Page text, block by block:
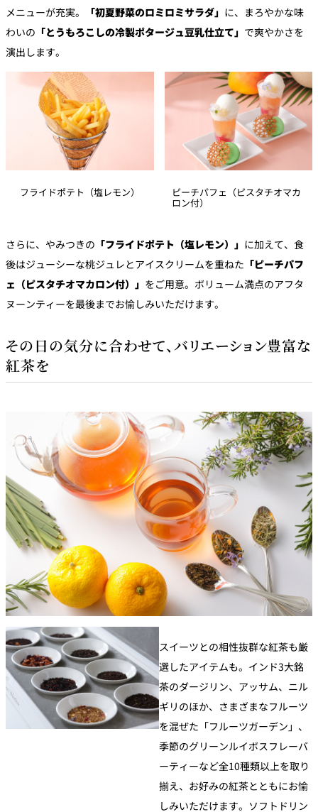
メニューが充実。
「初夏野菜のロミロミサラダ」 に、まろやかな味
わいの 「とうもろこしの冷製ポタージュ豆乳仕立て」 で爽やかさを
演出します。
フライドポテト（塩レモン） ピーチパフェ（ピスタチオマカ
ロン付）
さらに、やみつきの 「フライドポテト（塩レモン）」 に加えて、食
後はジューシーな桃ジュレとアイスクリームを重ねた 「ピーチパフ
ェ（ピスタチオマカロン付）」 をご用意。ボリューム満点のアフタ
ヌーンティーを最後までお愉しみいただけます。
その日の気分に合わせて、バリエーション豊富な
紅茶を
スイーツとの相性抜群な紅茶も厳
選したアイテムも。インド3大銘
茶のダージリン、アッサム、ニル
ギリのほか、さまざまなフルーツ
を混ぜた「フルーツガーデン」、
季節のグリーンルイボスフレーバ
ーティーなど全10種類以上を取り
揃え、お好みの紅茶とともにお愉
しみいただけます。ソフトドリン